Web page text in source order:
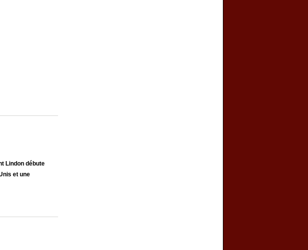
Lindon débute
et une